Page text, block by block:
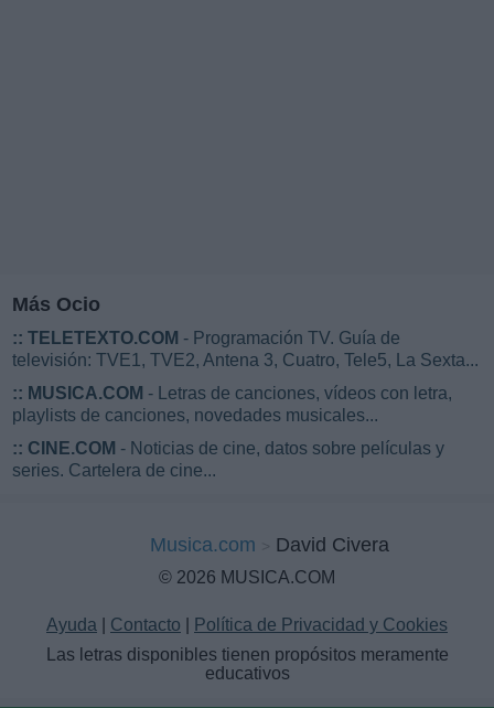
Más Ocio
:: TELETEXTO.COM - Programación TV. Guía de
televisión: TVE1, TVE2, Antena 3, Cuatro, Tele5, La Sexta...
:: MUSICA.COM - Letras de canciones, vídeos con letra,
playlists de canciones, novedades musicales...
:: CINE.COM - Noticias de cine, datos sobre películas y
series. Cartelera de cine...
Musica.com David Civera
© 2026 MUSICA.COM
Ayuda Contacto
Política de Privacidad y Cookies
Las letras disponibles tienen propósitos meramente
educativos